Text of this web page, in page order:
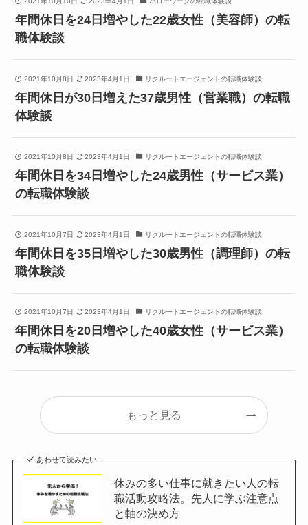
年間休日を24日増やした22歳女性（美容師）の転
職体験談
2021年10月8日 2023年4月1日 リクルートエージェントの転職体験談
年間休日が30日増えた37歳男性（営業職）の転職
体験談
2021年10月8日 2023年4月1日 リクルートエージェントの転職体験談
年間休日を34日増やした24歳男性（サービス業）
の転職体験談
2021年10月7日 2023年4月1日 リクルートエージェントの転職体験談
年間休日を35日増やした30歳男性（調理師）の転
職体験談
2021年10月7日 2023年4月1日 リクルートエージェントの転職体験談
年間休日を20日増やした40歳女性（サービス業）
の転職体験談
もっと見る
あわせて読みたい
休みの多い仕事に就きたい人の転
職活動攻略法。先人に学ぶ注意点
と軸の決め方